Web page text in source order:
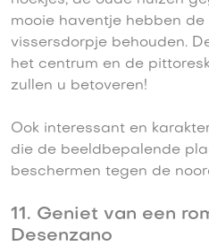
mooie haventje hebben
vissersdorpje behouden.
het centrum en de
zullen u betoveren!
Ook interessant en
die de beeldbepalende
beschermen tegen de
11. Geniet van een
Desenzano